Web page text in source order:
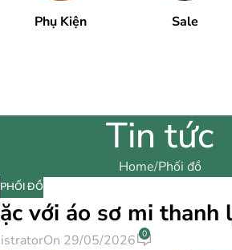
Phụ Kiện Sale
Tin tức
Home Phối đồ
PHỐI ĐỒ
với áo sơ mi thanh
On 29/05/2026 0